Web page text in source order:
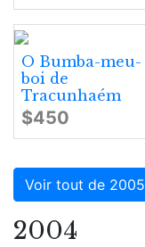
O Bumba-meu-
boi de
Tracunhaém
$450
Voir tout de 2005
2004